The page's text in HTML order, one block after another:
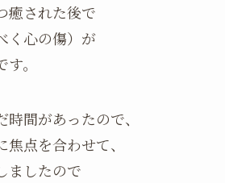
癒された後で
く心の傷）が
。
間があったので、
点を合わせて、
ましたので